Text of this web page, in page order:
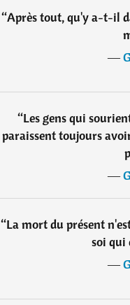
“Après tout, qu'y a-t-il
―
“Les gens qui
paraissent toujours
―
“La mort du présent
soi qui
―